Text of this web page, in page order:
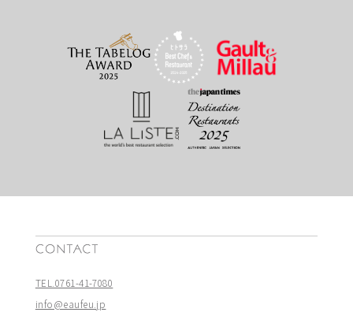
TEL.0761-41-7080
info@eaufeu.jp